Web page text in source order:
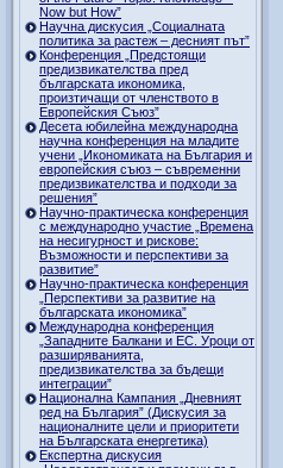
Now but How”
Научна дискусия „Социалната
политика за растеж – десният път”
Конференция „Предстоящи
предизвикателства пред
българската икономика,
произтичащи от членството в
Европейския Съюз”
Десета юбилейна международна
научна конференция на младите
учени „Икономиката на България и
европейския съюз – съвременни
предизвикателства и подходи за
решения”
Научно-практическа конференция
с международно участие „Времена
на несигурност и рискове:
Възможности и перспективи за
развитие”
Научно-практическа конференция
„Перспективи за развитие на
българската икономика”
Международна конференция
„Западните Балкани и ЕС. Уроци от
разширяванията,
предизвикателства за бъдещи
интеграции”
Национална Кампания „Дневният
ред на България” (Дискусия за
националните цели и приоритети
на Българската енергетика)
Експертна дискусия